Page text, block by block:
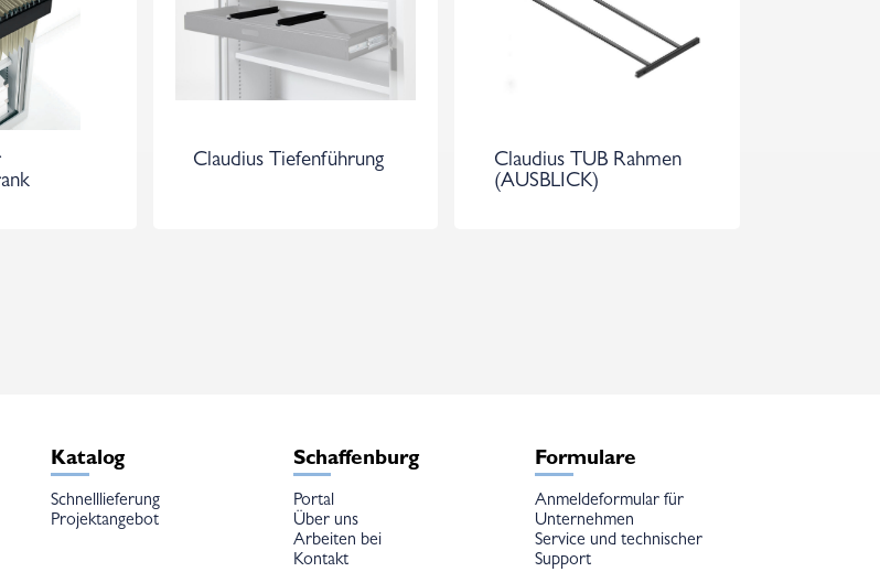
Claudius Tiefenführung
Claudius TUB Rahmen
(AUSBLICK)
Katalog
Schnelllieferung
Projektangebot
Schaffenburg
Portal
Über uns
Arbeiten bei
Kontakt
Formulare
Anmeldeformular für
Unternehmen
Service und technischer
Support